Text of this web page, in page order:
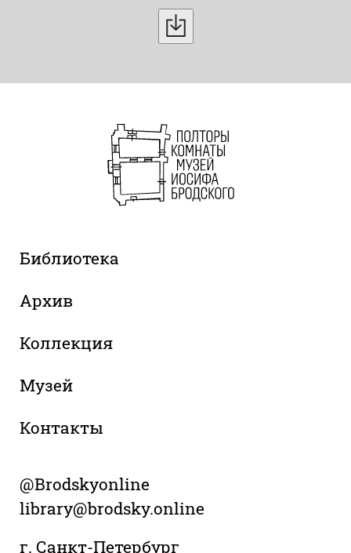
Библиотека
Архив
Коллекция
Музей
Контакты
@Brodskyonline
library@brodsky.online
г. Санкт-Петербург